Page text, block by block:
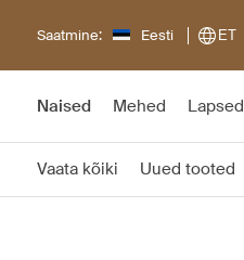
Saatmine: Eesti ET
Naised Mehed Lapsed
Vaata kõiki Uued tooted